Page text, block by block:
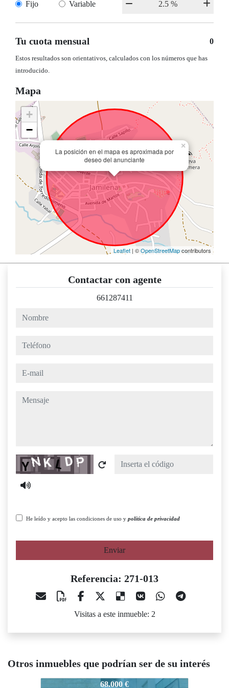
Fijo Variable
Tu cuota mensual 0
Estos resultados son orientativos, calculados con los números que has
introducido.
Mapa
La posición en el mapa es aproximada por
deseo del anunciante
×
+
−
Leaflet | ©OpenStreetMapcontributors
Contactar con agente
661287411
nombre
teléfono
e-mail
mensaje
Captcha
He leído y acepto las condiciones de uso y política de privacidad
Enviar
Referencia: 271-013
Visitas a este inmueble: 2
Otros inmuebles que podrían ser de su interés
89.000 €